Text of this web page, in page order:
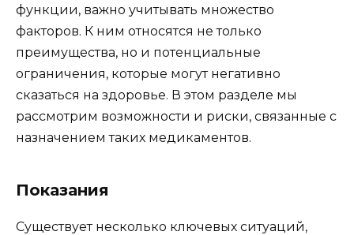
функции, важно учитывать множество
факторов. К ним относятся не только
преимущества, но и потенциальные
ограничения, которые могут негативно
сказаться на здоровье. В этом разделе мы
рассмотрим возможности и риски, связанные с
назначением таких медикаментов.
Показания
Существует несколько ключевых ситуаций,